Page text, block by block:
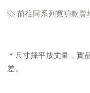
▧ 前往同系列寬褲款賣
＊尺寸採平放丈量，實
差。